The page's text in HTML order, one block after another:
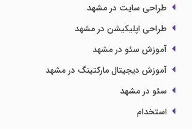
طراحی سایت در مشهد
طراحی اپلیکیشن در مشهد
آموزش سئو در مشهد
آموزش دیجیتال مارکتینگ در مشهد
سئو در مشهد
استخدام